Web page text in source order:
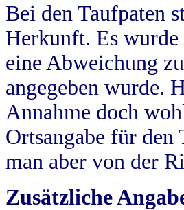
Bei den Taufpaten
Herkunft. Es wurde
eine Abweichung
angegeben wurde.
Annahme doch
Ortsangabe für den
man aber von der
Zusätzliche